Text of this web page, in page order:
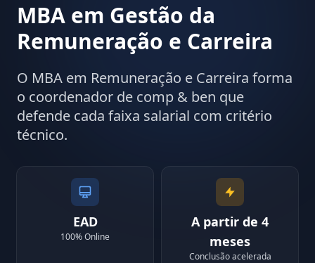
MBA em Gestão da
Remuneração e Carreira
O MBA em Remuneração e Carreira forma
o coordenador de comp & ben que
defende cada faixa salarial com critério
técnico.
EAD
100% Online
A partir de 4
meses
Conclusão acelerada